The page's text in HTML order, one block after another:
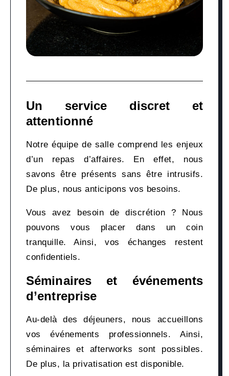
Un service discret et
attentionné
Notre équipe de salle comprend les enjeux
d’un repas d’affaires. En effet, nous
savons être présents sans être intrusifs.
De plus, nous anticipons vos besoins.
Vous avez besoin de discrétion ? Nous
pouvons vous placer dans un coin
tranquille. Ainsi, vos échanges restent
confidentiels.
Séminaires et événements
d’entreprise
Au-delà des déjeuners, nous accueillons
vos événements professionnels. Ainsi,
séminaires et afterworks sont possibles.
De plus, la privatisation est disponible.